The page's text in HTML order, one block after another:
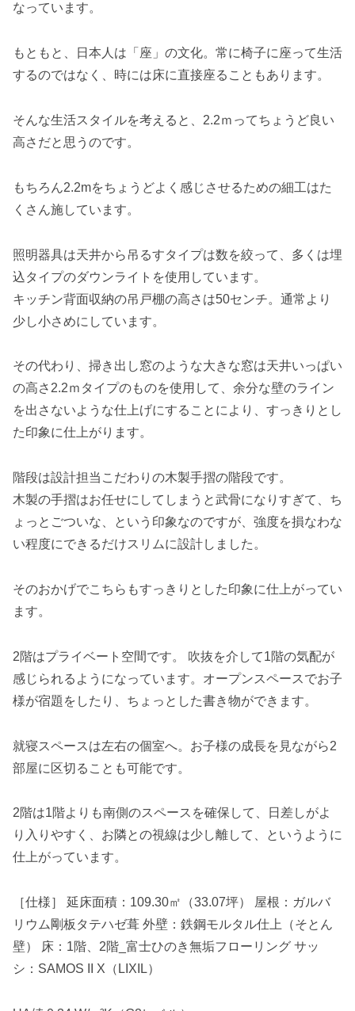
なっています。
もともと、日本人は「座」の文化。常に椅子に座って生活
するのではなく、時には床に直接座ることもあります。
そんな生活スタイルを考えると、2.2ｍってちょうど良い
高さだと思うのです。
もちろん2.2mをちょうどよく感じさせるための細工はた
くさん施しています。
照明器具は天井から吊るすタイプは数を絞って、多くは埋
込タイプのダウンライトを使用しています。
キッチン背面収納の吊戸棚の高さは50センチ。通常より
少し小さめにしています。
その代わり、掃き出し窓のような大きな窓は天井いっぱい
の高さ2.2ｍタイプのものを使用して、余分な壁のライン
を出さないような仕上げにすることにより、すっきりとし
た印象に仕上がります。
階段は設計担当こだわりの木製手摺の階段です。
木製の手摺はお任せにしてしまうと武骨になりすぎて、ち
ょっとごついな、という印象なのですが、強度を損なわな
い程度にできるだけスリムに設計しました。
そのおかげでこちらもすっきりとした印象に仕上がってい
ます。
2階はプライベート空間です。 吹抜を介して1階の気配が
感じられるようになっています。オープンスペースでお子
様が宿題をしたり、ちょっとした書き物ができます。
就寝スペースは左右の個室へ。お子様の成長を見ながら2
部屋に区切ることも可能です。
2階は1階よりも南側のスペースを確保して、日差しがよ
り入りやすく、お隣との視線は少し離して、というように
仕上がっています。
［仕様］ 延床面積：109.30㎡（33.07坪） 屋根：ガルバ
リウム剛板タテハゼ葺 外壁：鉄鋼モルタル仕上（そとん
壁） 床：1階、2階_富士ひのき無垢フローリング サッ
シ：SAMOS II X（LIXIL）